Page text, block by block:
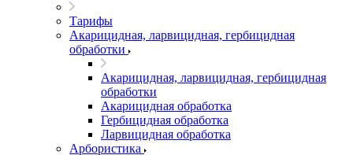
Тарифы
Акарицидная, ларвицидная, гербицидная
обработки
Акарицидная, ларвицидная, гербицидная
обработки
Акарицидная обработка
Гербицидная обработка
Ларвицидная обработка
Арбористика